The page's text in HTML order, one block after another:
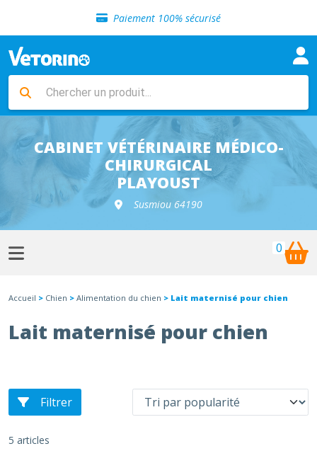
Paiement 100% sécurisé
Livraison gratuite en clinique vétérinaire
Sélection de croquettes vétérinaire
Livraison gratuite en clinique vétérinaire
Retour gratuit en clinique
Sélection de croquettes vétérinaire
CABINET VÉTÉRINAIRE MÉDICO-
CHIRURGICAL
PLAYOUST
Susmiou 64190
0
Accueil > Chien > Alimentation du chien > Lait maternisé pour chien
Lait maternisé pour chien
Filtrer
5 articles